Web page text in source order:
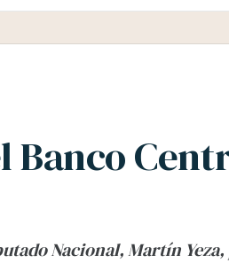
Banco
Nacional, Martín